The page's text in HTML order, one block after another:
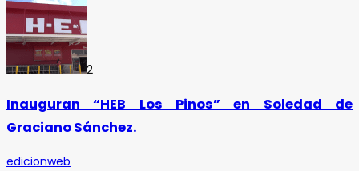
2
Inauguran “HEB Los Pinos” en Soledad de
Graciano Sánchez.
edicionweb